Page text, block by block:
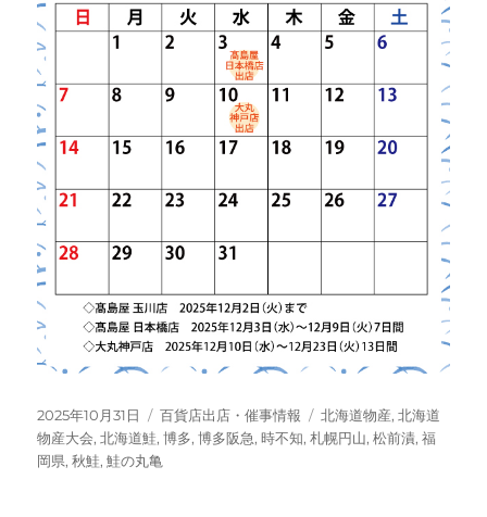
投
稿
日:
2025年10月31日
カ
テ
ゴ
百貨店出店・催事情報
タ
グ
北海道物産,北海道
物産大会,北海道鮭,博多,博多阪急,時不知,札幌円山,松前漬,福
岡県,秋鮭,鮭の丸亀